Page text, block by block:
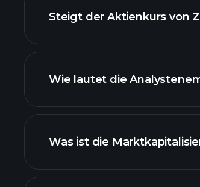
Steigt der Aktienkurs von
ZOFRI
Wie lautet die
Was ist die